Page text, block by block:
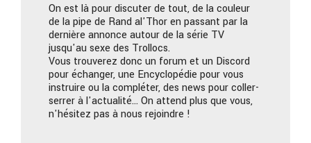
On est là pour discuter de tout, de la couleur
de la pipe de Rand al'Thor en passant par la
dernière annonce autour de la série TV
jusqu'au sexe des Trollocs.
Vous trouverez donc un forum et un Discord
pour échanger, une Encyclopédie pour vous
instruire ou la compléter, des news pour coller-
serrer à l'actualité… On attend plus que vous,
n'hésitez pas à nous rejoindre !